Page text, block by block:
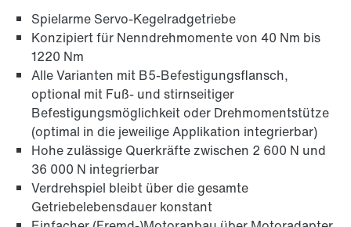
Oberflächen- und Korrosionsschutz
Spielarme Servo-Kegelradgetriebe
Konzipiert für Nenndrehmomente von 40 Nm bis
1220 Nm
Alle Varianten mit B5-Befestigungsflansch,
optional mit Fuß- und stirnseitiger
Befestigungsmöglichkeit oder Drehmomentstütze
(optimal in die jeweilige Applikation integrierbar)
Hohe zulässige Querkräfte zwischen 2 600 N und
36 000 N integrierbar
Verdrehspiel bleibt über die gesamte
Getriebelebensdauer konstant